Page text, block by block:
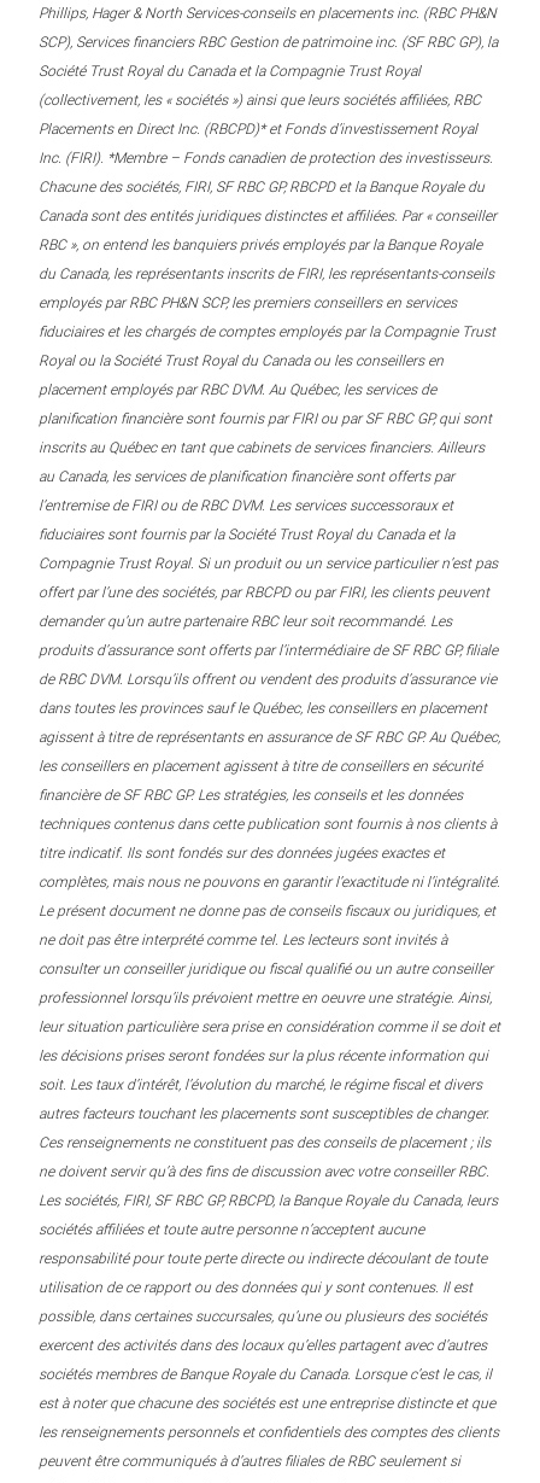
Phillips, Hager & North Services-conseils en placements inc. (RBC PH&N
SCP), Services financiers RBC Gestion de patrimoine inc. (SF RBC GP), la
Société Trust Royal du Canada et la Compagnie Trust Royal
(collectivement, les « sociétés ») ainsi que leurs sociétés affiliées, RBC
Placements en Direct Inc. (RBCPD)* et Fonds d’investissement Royal
Inc. (FIRI). *Membre – Fonds canadien de protection des investisseurs.
Chacune des sociétés, FIRI, SF RBC GP, RBCPD et la Banque Royale du
Canada sont des entités juridiques distinctes et affiliées. Par « conseiller
RBC », on entend les banquiers privés employés par la Banque Royale
du Canada, les représentants inscrits de FIRI, les représentants-conseils
employés par RBC PH&N SCP, les premiers conseillers en services
fiduciaires et les chargés de comptes employés par la Compagnie Trust
Royal ou la Société Trust Royal du Canada ou les conseillers en
placement employés par RBC DVM. Au Québec, les services de
planification financière sont fournis par FIRI ou par SF RBC GP, qui sont
inscrits au Québec en tant que cabinets de services financiers. Ailleurs
au Canada, les services de planification financière sont offerts par
l’entremise de FIRI ou de RBC DVM. Les services successoraux et
fiduciaires sont fournis par la Société Trust Royal du Canada et la
Compagnie Trust Royal. Si un produit ou un service particulier n’est pas
offert par l’une des sociétés, par RBCPD ou par FIRI, les clients peuvent
demander qu’un autre partenaire RBC leur soit recommandé. Les
produits d’assurance sont offerts par l’intermédiaire de SF RBC GP, filiale
de RBC DVM. Lorsqu’ils offrent ou vendent des produits d’assurance vie
dans toutes les provinces sauf le Québec, les conseillers en placement
agissent à titre de représentants en assurance de SF RBC GP. Au Québec,
les conseillers en placement agissent à titre de conseillers en sécurité
financière de SF RBC GP. Les stratégies, les conseils et les données
techniques contenus dans cette publication sont fournis à nos clients à
titre indicatif. Ils sont fondés sur des données jugées exactes et
complètes, mais nous ne pouvons en garantir l’exactitude ni l’intégralité.
Le présent document ne donne pas de conseils fiscaux ou juridiques, et
ne doit pas être interprété comme tel. Les lecteurs sont invités à
consulter un conseiller juridique ou fiscal qualifié ou un autre conseiller
professionnel lorsqu’ils prévoient mettre en oeuvre une stratégie. Ainsi,
leur situation particulière sera prise en considération comme il se doit et
les décisions prises seront fondées sur la plus récente information qui
soit. Les taux d’intérêt, l’évolution du marché, le régime fiscal et divers
autres facteurs touchant les placements sont susceptibles de changer.
Ces renseignements ne constituent pas des conseils de placement ; ils
ne doivent servir qu’à des fins de discussion avec votre conseiller RBC.
Les sociétés, FIRI, SF RBC GP, RBCPD, la Banque Royale du Canada, leurs
sociétés affiliées et toute autre personne n’acceptent aucune
responsabilité pour toute perte directe ou indirecte découlant de toute
utilisation de ce rapport ou des données qui y sont contenues. Il est
possible, dans certaines succursales, qu’une ou plusieurs des sociétés
exercent des activités dans des locaux qu’elles partagent avec d’autres
sociétés membres de Banque Royale du Canada. Lorsque c’est le cas, il
est à noter que chacune des sociétés est une entreprise distincte et que
les renseignements personnels et confidentiels des comptes des clients
peuvent être communiqués à d’autres filiales de RBC seulement si